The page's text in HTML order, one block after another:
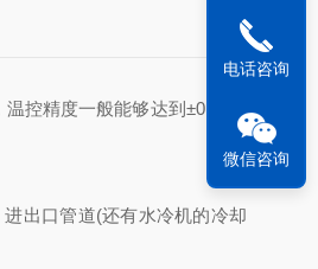
温控精度一般能够达到±0.1℃~
出口管道(还有水冷机的冷却
电话咨询
微信咨询